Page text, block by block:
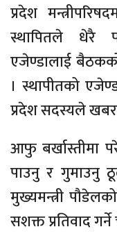
प्रदेश
स्थापितले धेरै
एजेण्डालाई
। स्थापीतको
प्रदेश सदस्यले
आफु बर्खास्तीमा
पाउनु र गुमाउनु
मुख्यमन्त्री
सशक्त प्रतिवाद